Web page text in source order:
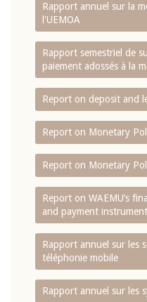
Rapport annuel sur la
l'UEMOA
Rapport semestriel de
paiement adossés à la
Report on deposit and
Report on Monetary
Report on Monetary
Report on WAEMU’s
and payment
Rapport annuel sur les
téléphonie mobile
Rapport annuel sur les